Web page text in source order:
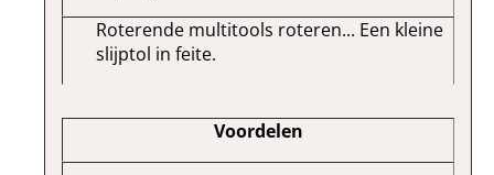
Roterende multitools roteren... Een kleine
slijptol in feite.
Voordelen